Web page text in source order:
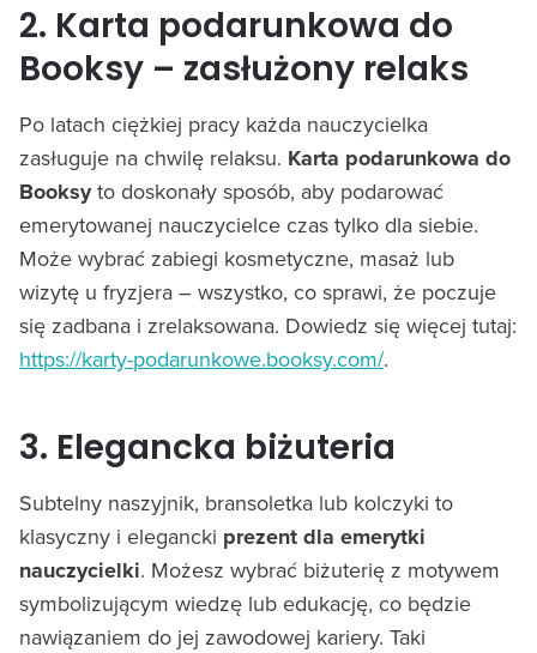
2. Karta podarunkowa do
Booksy – zasłużony relaks
Po latach ciężkiej pracy każda nauczycielka
zasługuje na chwilę relaksu. Karta podarunkowa do
Booksyto doskonały sposób, aby podarować
emerytowanej nauczycielce czas tylko dla siebie.
Może wybrać zabiegi kosmetyczne, masaż lub
wizytę u fryzjera – wszystko, co sprawi, że poczuje
się zadbana i zrelaksowana. Dowiedz się więcej tutaj:
https://karty-podarunkowe.booksy.com/.
3. Elegancka biżuteria
Subtelny naszyjnik, bransoletka lub kolczyki to
klasyczny i elegancki prezent dla emerytki
nauczycielki. Możesz wybrać biżuterię z motywem
symbolizującym wiedzę lub edukację, co będzie
nawiązaniem do jej zawodowej kariery. Taki